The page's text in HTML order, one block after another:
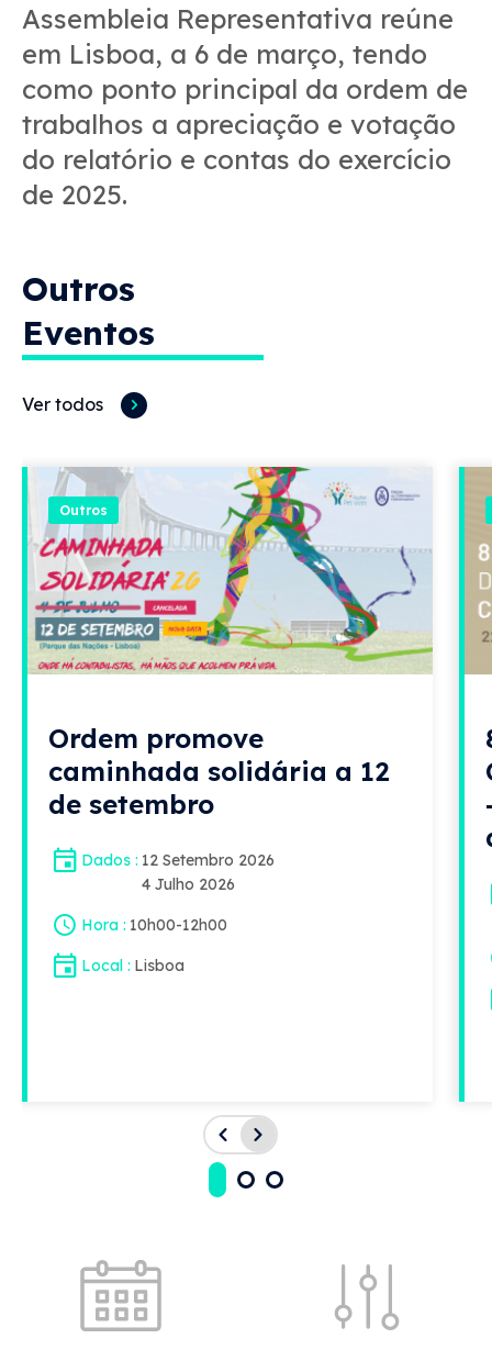
Assembleia Representativa reúne
em Lisboa, a 6 de março, tendo
como ponto principal da ordem de
trabalhos a apreciação e votação
do relatório e contas do exercício
de 2025.
Outros
Eventos
Ver todos
Outros
Ordem promove
caminhada solidária a 12
de setembro
Dados
12 Setembro 2026
4 Julho 2026
Hora 10h00-12h00
Local Lisboa